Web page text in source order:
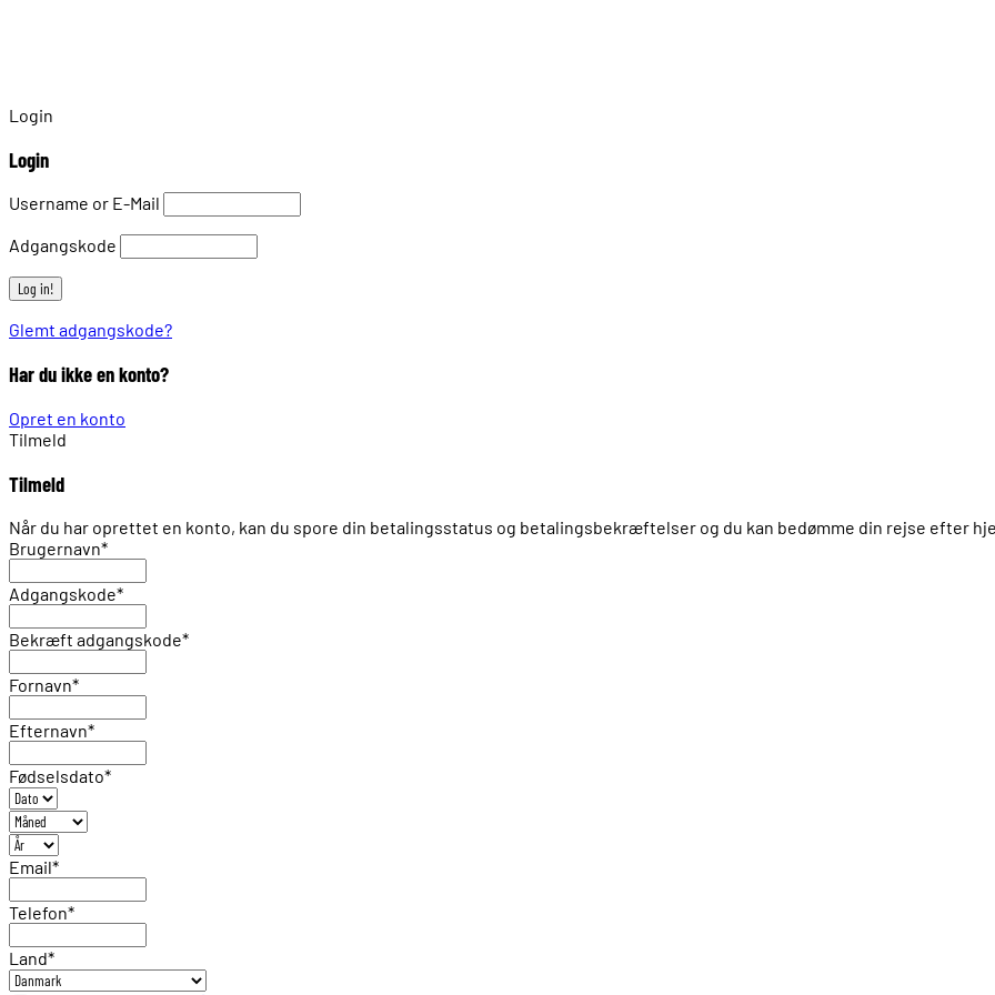
Login
Login
Username or E-Mail
Adgangskode
Glemt adgangskode?
Har du ikke en konto?
Opret en konto
Tilmeld
Tilmeld
Når du har oprettet en konto, kan du spore din betalingsstatus og betalingsbekræftelser og du kan bedømme din rejse efter
Brugernavn*
Adgangskode*
Bekræft adgangskode*
Fornavn*
Efternavn*
Fødselsdato*
Email*
Telefon*
Land*